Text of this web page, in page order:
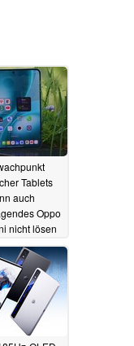
– Gute
Tablets
auch
Oppo
nicht lösen